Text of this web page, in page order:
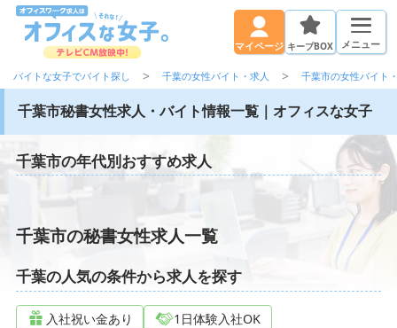
マイページ キープBOX メニュー
バイトな女子でバイト探し 千葉の女性バイト・求人 千葉市の女性バイト
千葉市秘書女性求人・バイト情報一覧｜オフィスな女子
千葉市の年代別おすすめ求人
千葉市の秘書女性求人一覧
千葉の人気の条件から求人を探す
入社祝い金あり 1日体験入社OK